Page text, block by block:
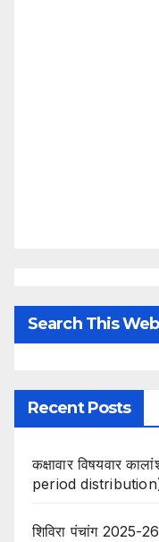
Search This
Recent Posts
कक्षावार विषयवार
period
शिविरा पंचांग